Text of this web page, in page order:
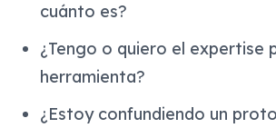
cuánto es?
¿Tengo o quiero el expertise
herramienta?
¿Estoy confundiendo un